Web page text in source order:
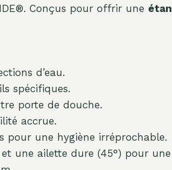
Conçus pour offrir une
d’eau.
spécifiques.
porte de douche.
accrue.
pour une hygiène irréprochable.
une ailette dure (45°) pour une